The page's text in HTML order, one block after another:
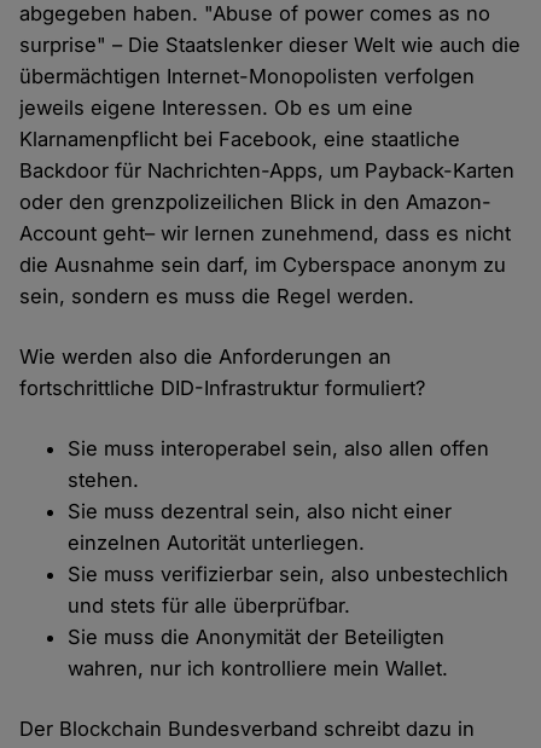
abgegeben haben. "Abuse of power comes as no
surprise" – Die Staatslenker dieser Welt wie auch die
übermächtigen Internet-Monopolisten verfolgen
jeweils eigene Interessen. Ob es um eine
Klarnamenpflicht bei Facebook, eine staatliche
Backdoor für Nachrichten-Apps, um Payback-Karten
oder den grenzpolizeilichen Blick in den Amazon-
Account geht– wir lernen zunehmend, dass es nicht
die Ausnahme sein darf, im Cyberspace anonym zu
sein, sondern es muss die Regel werden.
Wie werden also die Anforderungen an
fortschrittliche DID-Infrastruktur formuliert?
Sie muss interoperabel sein, also allen offen
stehen.
Sie muss dezentral sein, also nicht einer
einzelnen Autorität unterliegen.
Sie muss verifizierbar sein, also unbestechlich
und stets für alle überprüfbar.
Sie muss die Anonymität der Beteiligten
wahren, nur ich kontrolliere mein Wallet.
Der Blockchain Bundesverband schreibt dazu in